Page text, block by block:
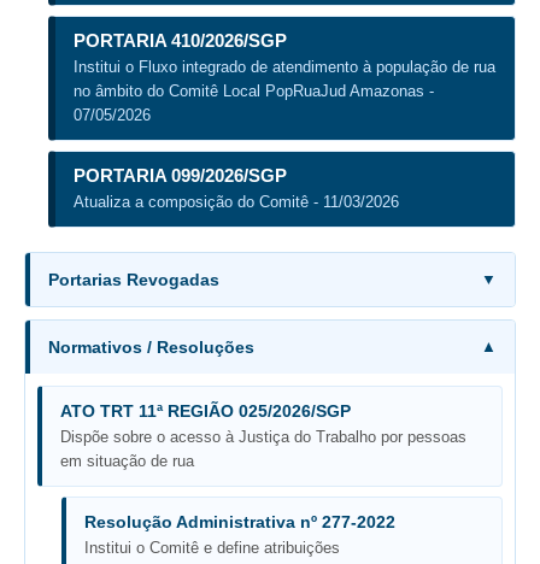
Juízes Substitutos
Diretores
Comitês
Comitê Gestor Regional do PJe
Comitê Gestor Regional do e-Gestão e de Tabelas
Processuais Unificadas
Comissão Regional de Pesquisa Judiciária e Ciência de
Dados
Comissão de Ética
Comissão de Uniformização de Jurisprudência
Comitê de Gestão de Pessoas
Comissão de Vitaliciamento
Comitê de Atenção Integral à Saúde de Magistrados e
Servidores
PORTARIA 410/2026/SGP
Institui o Fluxo integrado de atendimento à população de rua
no âmbito do Comitê Local PopRuaJud Amazonas -
07/05/2026
PORTARIA 099/2026/SGP
Atualiza a composição do Comitê - 11/03/2026
Portarias Revogadas
Normativos / Resoluções
ATO TRT 11ª REGIÃO 025/2026/SGP
Dispõe sobre o acesso à Justiça do Trabalho por pessoas
em situação de rua
Resolução Administrativa nº 277-2022
Institui o Comitê e define atribuições